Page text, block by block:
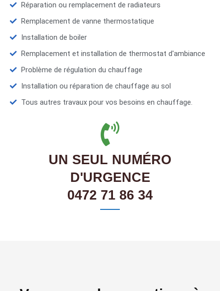
Réparation ou remplacement de radiateurs
Remplacement de vanne thermostatique
Installation de boiler
Remplacement et installation de thermostat d'ambiance
Problème de régulation du chauffage
Installation ou réparation de chauffage au sol
Tous autres travaux pour vos besoins en chauffage.
UN SEUL NUMÉRO
D'URGENCE
0472 71 86 34